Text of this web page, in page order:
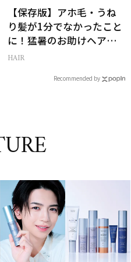
【保存版】アホ毛・うね
り髪が1分でなかったこと
に！猛暑のお助けヘアア
イテム16選
HAIR
Recommended by